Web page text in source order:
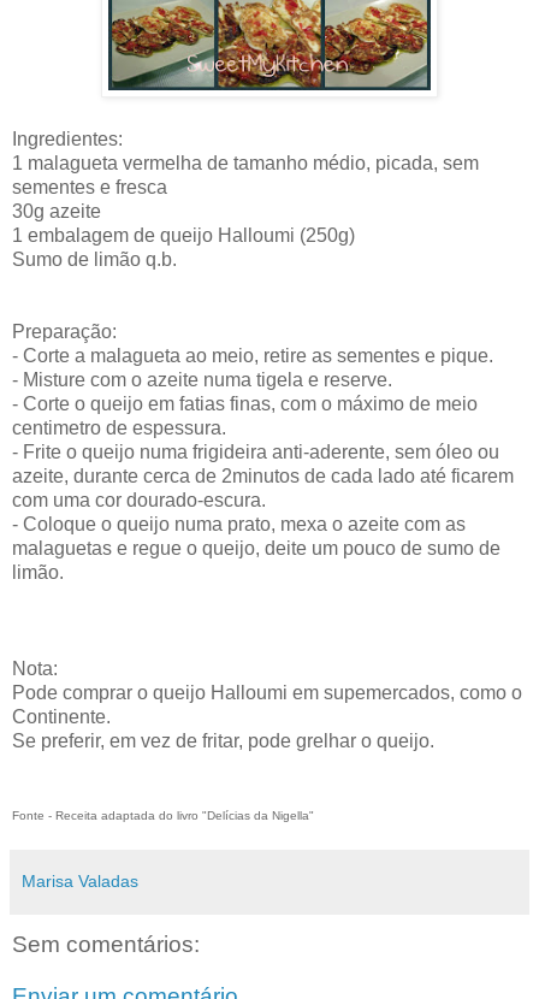
Ingredientes:
1 malagueta vermelha de tamanho médio, picada, sem
sementes e fresca
30g azeite
1 embalagem de queijo Halloumi (250g)
Sumo de limão q.b.
Preparação:
- Corte a malagueta ao meio, retire as sementes e pique.
- Misture com o azeite numa tigela e reserve.
- Corte o queijo em fatias finas, com o máximo de meio
centimetro de espessura.
- Frite o queijo numa frigideira anti-aderente, sem óleo ou
azeite, durante cerca de 2minutos de cada lado até ficarem
com uma cor dourado-escura.
- Coloque o queijo numa prato, mexa o azeite com as
malaguetas e regue o queijo, deite um pouco de sumo de
limão.
Nota:
Pode comprar o queijo Halloumi em supemercados, como o
Continente.
Se preferir, em vez de fritar, pode grelhar o queijo.
Fonte - Receita adaptada do livro "Delícias da Nigella"
Marisa Valadas
Sem comentários: